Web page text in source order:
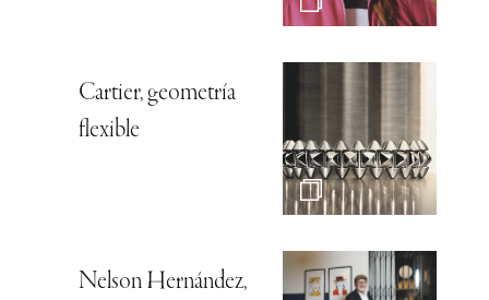
Cartier, geometría
flexible
Nelson Hernández,